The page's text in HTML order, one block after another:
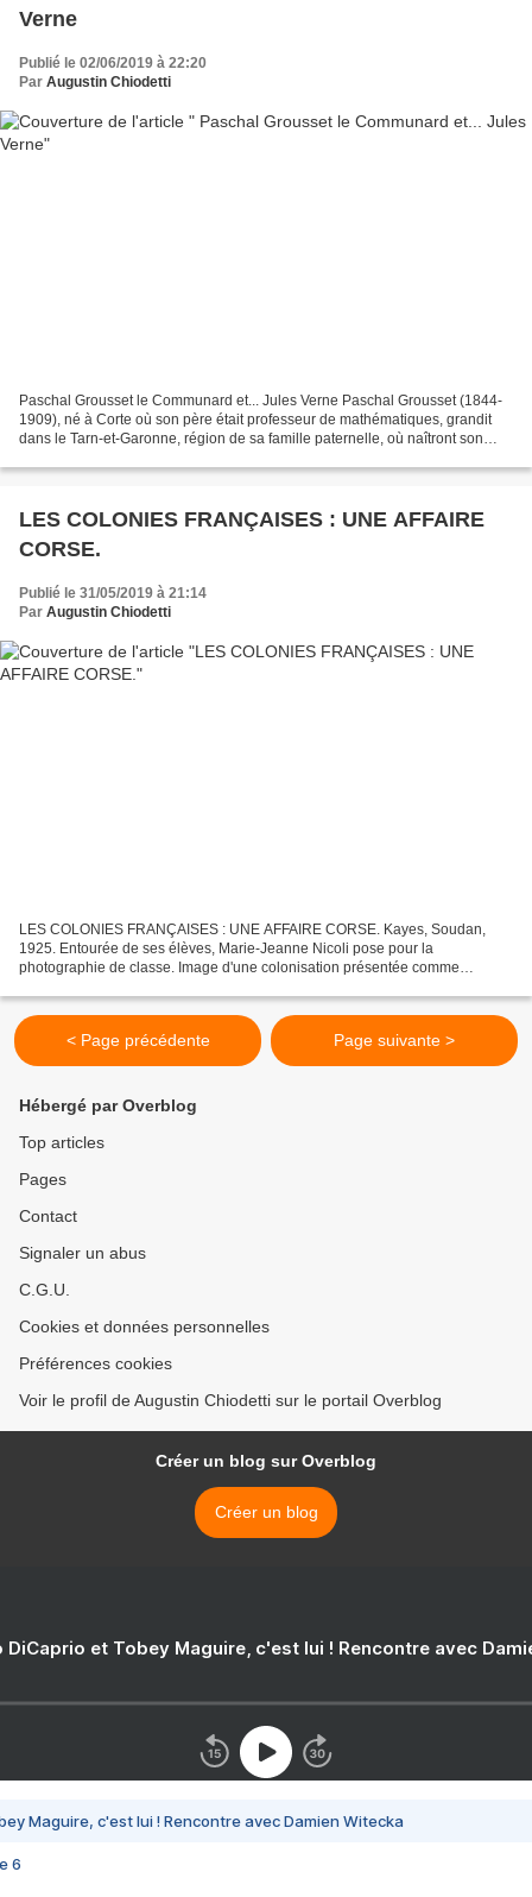
Verne
Publié le 02/06/2019 à 22:20
Par Augustin Chiodetti
Paschal Grousset le Communard et... Jules Verne Paschal Grousset (1844-
1909), né à Corte où son père était professeur de mathématiques, grandit
dans le Tarn-et-Garonne, région de sa famille paternelle, où naîtront son
LES COLONIES FRANÇAISES : UNE AFFAIRE
CORSE.
Publié le 31/05/2019 à 21:14
Par Augustin Chiodetti
LES COLONIES FRANÇAISES : UNE AFFAIRE CORSE. Kayes, Soudan,
1925. Entourée de ses élèves, Marie-Jeanne Nicoli pose pour la
photographie de classe. Image d'une colonisation présentée comme
< Page précédente Page suivante >
Hébergé par Overblog
Top articles
Pages
Contact
Signaler un abus
C.G.U.
Cookies et données personnelles
Préférences cookies
Voir le profil de Augustin Chiodetti sur le portail Overblog
Créer un blog sur Overblog
Créer un blog
DiCaprio et Tobey Maguire, c'est lui ! Rencontre avec
Maguire, c'est lui ! Rencontre avec Damien Witecka
6